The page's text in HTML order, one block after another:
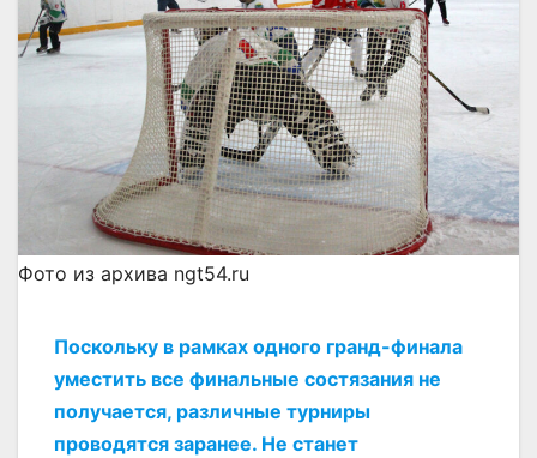
Фото из архива ngt54.ru
Поскольку в рамках одного гранд-финала
уместить все финальные состязания не
получается, различные турниры
проводятся заранее. Не станет